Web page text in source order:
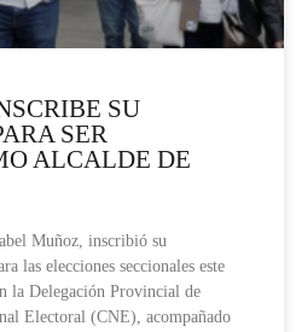
SU
SER
ALCALDE DE
Muñoz, inscribió su
las elecciones seccionales este
la Delegación Provincial de
Electoral (CNE), acompañado